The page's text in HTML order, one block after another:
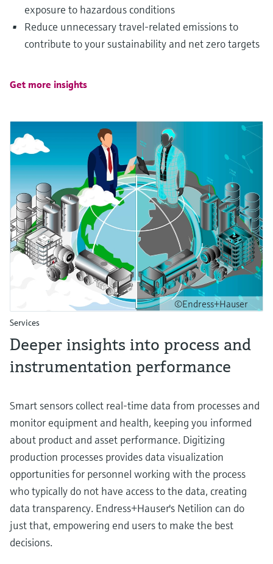
exposure to hazardous conditions
Reduce unnecessary travel-related emissions to
contribute to your sustainability and net zero targets
Get more insights
©Endress+Hauser
Services
Deeper insights into process and
instrumentation performance
Smart sensors collect real-time data from processes and
monitor equipment and health, keeping you informed
about product and asset performance. Digitizing
production processes provides data visualization
opportunities for personnel working with the process
who typically do not have access to the data, creating
data transparency. Endress+Hauser's Netilion can do
just that, empowering end users to make the best
decisions.